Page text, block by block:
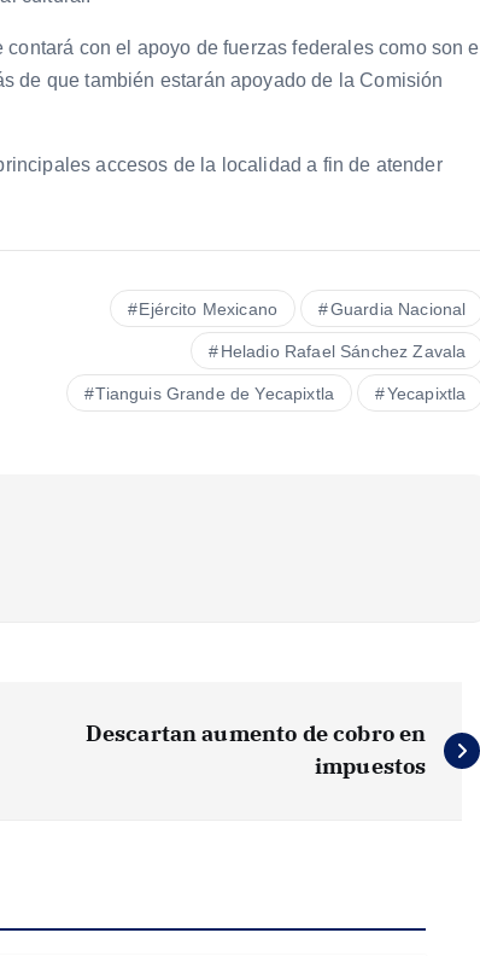
con el apoyo de fuerzas federales como son el
de que también estarán apoyado de la Comisión
accesos de la localidad a fin de atender
Ejército Mexicano Guardia Nacional
Heladio Rafael Sánchez Zavala
Tianguis Grande de Yecapixtla Yecapixtla
Descartan aumento de cobro en
impuestos